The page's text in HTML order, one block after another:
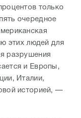
только
очередное
этих людей для
разрушения
и Европы,
Италии,
историей, —